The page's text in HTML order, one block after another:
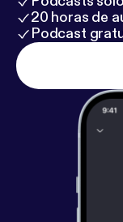
20 horas de
Podcast